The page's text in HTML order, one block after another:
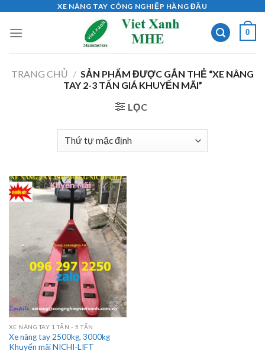
content
XE NÂNG TAY CÔNG NGHIỆP HÀNG ĐẦU
0
TRANG CHỦ / SẢN PHẨM ĐƯỢC GẮN THẺ “XE NÂNG
TAY 2-3 TẤN GIÁ KHUYẾN MÃI”
LỌC
XE NÂNG TAY 1 TẤN - 5 TẤN
Xe nâng tay 2500kg, 3000kg
Khuyến mãi NICHI-LIFT